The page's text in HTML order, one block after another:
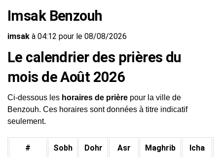
Imsak Benzouh
imsak à 04:12 pour le 08/08/2026
Le calendrier des prières du
mois de Août 2026
Ci-dessous les horaires de prière pour la ville de
Benzouh. Ces horaires sont données à titre indicatif
seulement.
# Sobh Dohr Asr Maghrib Icha